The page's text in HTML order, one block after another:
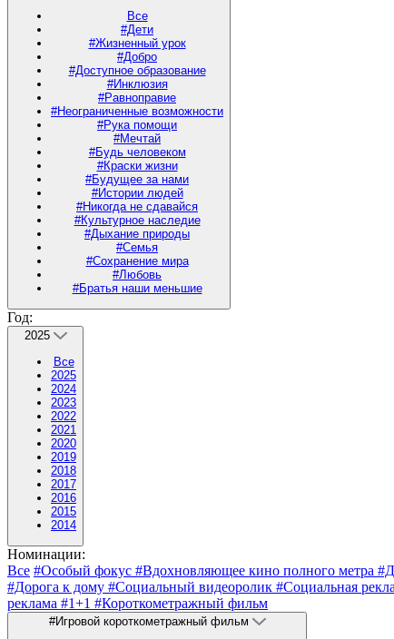
Все
#Дети
#Жизненный урок
#Добро
#Доступное образование
#Инклюзия
#Равноправие
#Неограниченные возможности
#Рука помощи
#Мечтай
#Будь человеком
#Краски жизни
#Будущее за нами
#Истории людей
#Никогда не сдавайся
#Культурное наследие
#Дыхание природы
#Семья
#Сохранение мира
#Любовь
#Братья наши меньшие
Год:
2025
Все
2025
2024
2023
2022
2021
2020
2019
2018
2017
2016
2015
2014
Номинации:
Все #Особый фокус #Вдохновляющее кино полного метра
#Дорога к дому #Социальный видеоролик #Социальная
реклама #1+1 #Короткометражный фильм
#Игровой короткометражный фильм